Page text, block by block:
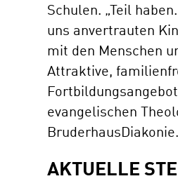
Schulen. „Teil
uns anvertrauten
mit den Menschen
Attraktive,
evangelischen
AKTUELLE